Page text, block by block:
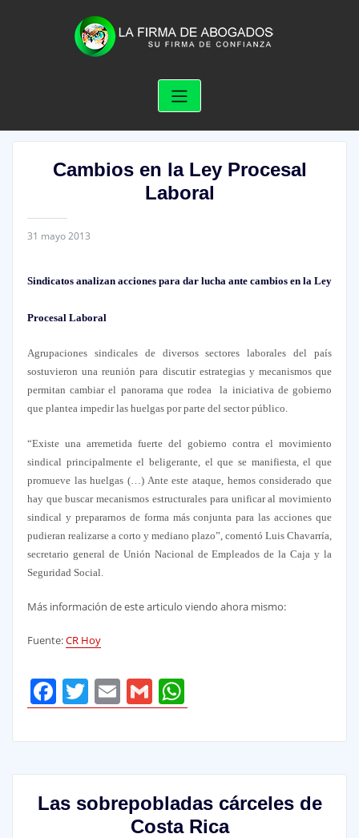
Cambios en la Ley Procesal
Laboral
31 mayo 2013
Sindicatos analizan acciones para dar lucha ante cambios en la Ley
Procesal Laboral
Agrupaciones sindicales de diversos sectores laborales del país
sostuvieron una reunión para discutir estrategias y mecanismos que
permitan cambiar el panorama que rodea la iniciativa de gobierno
que plantea impedir las huelgas por parte del sector público.
“Existe una arremetida fuerte del gobierno contra el movimiento
sindical principalmente el beligerante, el que se manifiesta, el que
promueve las huelgas (…) Ante este ataque, hemos considerado que
hay que buscar mecanismos estructurales para unificar al movimiento
sindical y prepararnos de forma más conjunta para las acciones que
pudieran realizarse a corto y mediano plazo”, comentó Luis Chavarría,
secretario general de Unión Nacional de Empleados de la Caja y la
Seguridad Social.
Más información de este articulo viendo ahora mismo:
Fuente:CR Hoy
Facebook
Twitter
Email
GmailWhatsApp
Las sobrepobladas cárceles de
Costa Rica